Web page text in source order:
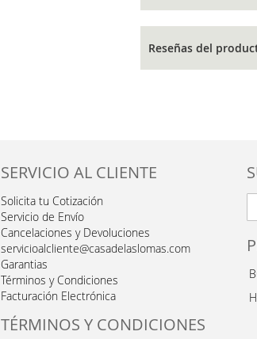
Reseñas del
SERVICIO AL CLIENTE
Solicita tu Cotización
Servicio de Envío
Cancelaciones y Devoluciones
servicioalcliente@casadelaslomas.com
Garantias
Términos y Condiciones
Facturación Electrónica
TÉRMINOS Y CONDICIONES